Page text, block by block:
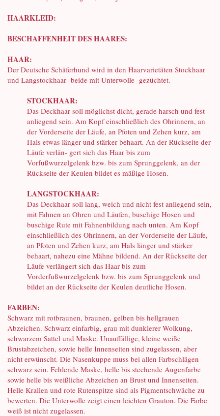
HAARKLEID:
BESCHAFFENHEIT DES HAARES:
HAAR:
Der Deutsche Schäferhund wird in den Haarvarietäten Stockhaar
und Langstockhaar -beide mit Unterwolle -gezüchtet.
STOCKHAAR:
Das Deckhaar soll möglichst dicht, gerade harsch und fest
anliegend sein. Am Kopf einschließlich des Ohrinnern, an
der Vorderseite der Läufe, an Pfoten und Zehen kurz, am
Hals etwas länger und stärker behaart. An der Rückseite der
Läufe verlän- gert sich das Haar bis zum
Vorfußwurzelgelenk bzw. bis zum Sprunggelenk, an der
Rückseite der Keulen bildet es mäßige Hosen.
LANGSTOCKHAAR:
Das Deckhaar soll lang, weich und nicht fest anliegend sein,
mit Fahnen an Ohren und Läufen, buschige Hosen und
buschige Rute mit Fahnenbildung nach unten. Am Kopf
einschließlich des Ohrinnern, an der Vorderseite der Läufe,
an Pfoten und Zehen kurz, am Hals länger und stärker
behaart, nahezu eine Mähne bildend. An der Rückseite der
Läufe verlängert sich das Haar bis zum
Vorderfußwurzelgelenk bzw. bis zum Sprunggelenk und
bildet an der Rückseite der Keulen deutliche Hosen.
FARBEN:
Schwarz mit rotbraunen, braunen, gelben bis hellgrauen
Abzeichen. Schwarz einfarbig, grau mit dunklerer Wolkung,
schwarzem Sattel und Maske. Unauffällige, kleine weiße
Brustabzeichen, sowie helle Innenseiten sind zugelassen, aber
nicht erwünscht. Die Nasenkuppe muss bei allen Farbschlägen
schwarz sein. Fehlende Maske, helle bis stechende Augenfarbe
sowie helle bis weißliche Abzeichen an Brust und Innenseiten.
Helle Krallen und rote Rutenspitze sind als Pigmentschwäche zu
bewerten. Die Unterwolle zeigt einen leichten Grauton. Die Farbe
weiß ist nicht zugelassen.